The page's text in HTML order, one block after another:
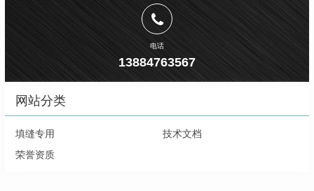
电话
13884763567
网站分类
填缝专用
技术文档
荣誉资质